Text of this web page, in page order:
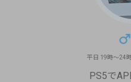
平日 19時〜24
PS5で